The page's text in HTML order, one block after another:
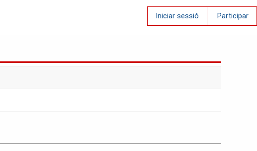
Iniciar sessió Participar